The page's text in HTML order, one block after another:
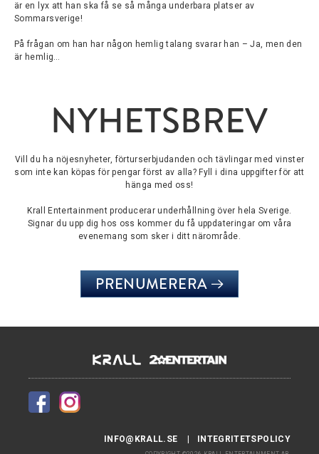
är en lyx att han ska få se så många underbara platser av
Sommarsverige!
På frågan om han har någon hemlig talang svarar han – Ja, men den
är hemlig…
NYHETSBREV
Vill du ha nöjesnyheter, förturserbjudanden och tävlingar med vinster
som inte kan köpas för pengar först av alla? Fyll i dina uppgifter för att
hänga med oss!
Krall Entertainment producerar underhållning över hela Sverige.
Signar du upp dig hos oss kommer du få uppdateringar om våra
evenemang som sker i ditt närområde.
PRENUMERERA
INFO@KRALL.SE INTEGRITETSPOLICY